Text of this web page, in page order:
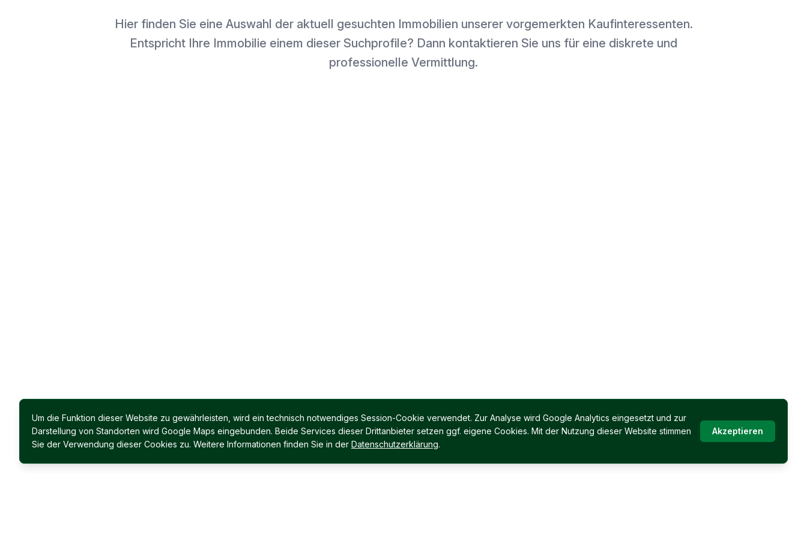
Hier finden Sie eine Auswahl der aktuell gesuchten Immobilien unserer vorgemerkten Kaufinteressenten.
Entspricht Ihre Immobilie einem dieser Suchprofile? Dann kontaktieren Sie uns für eine diskrete und
professionelle Vermittlung.
Um die Funktion dieser Website zu gewährleisten, wird ein technisch notwendiges Session-Cookie verwendet. Zur Analyse wird Google Analytics eingesetzt und zur
Darstellung von Standorten wird Google Maps eingebunden. Beide Services dieser Drittanbieter setzen ggf. eigene Cookies. Mit der Nutzung dieser Website stimmen
Sie der Verwendung dieser Cookies zu. Weitere Informationen finden Sie in der Datenschutzerklärung.
Akzeptieren